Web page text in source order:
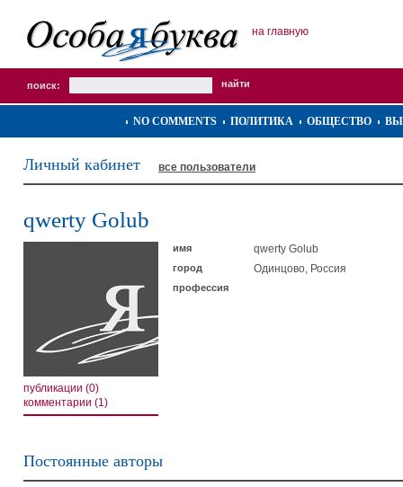
на главную
поиск:
NO COMMENTS ПОЛИТИКА ОБЩЕСТВО
Личный кабинет все пользователи
qwerty Golub
публикации (0)
комментарии (1)
имя qwerty Golub
город Одинцово, Россия
профессия
Постоянные авторы